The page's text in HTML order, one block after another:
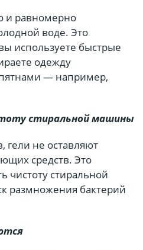
и равномерно
воде. Это
используете быстрые
одежду
— например,
стиральной машины
гели не оставляют
средств. Это
чистоту стиральной
размножения бактерий